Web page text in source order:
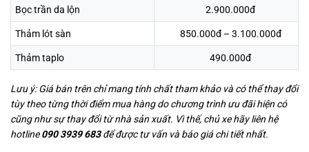
Bọc trần da lộn 2.900.000đ
Thảm lót sàn 850.000đ – 3.100.000đ
Thảm taplo 490.000đ
Lưu ý: Giá bán trên chỉ mang tính chất tham khảo và có thể thay đổi
tùy theo từng thời điểm mua hàng do chương trình ưu đãi hiện có
cũng như sự thay đổi từ nhà sản xuất. Vì thế, chủ xe hãy liên hệ
hotline090 3939 683để được tư vấn và báo giá chi tiết nhất.